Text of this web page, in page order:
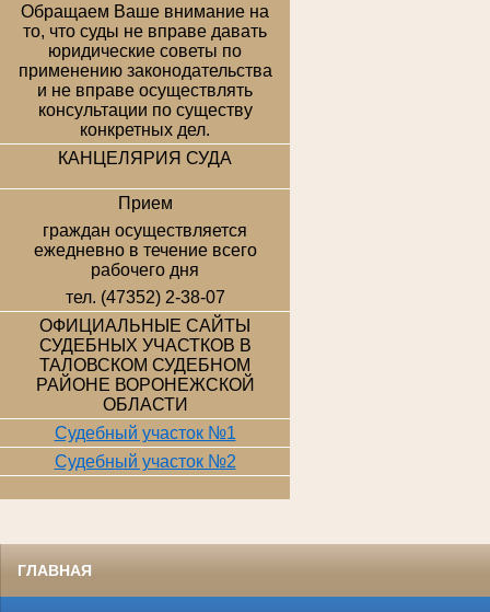
Обращаем Ваше внимание на
то, что суды не вправе давать
юридические советы по
применению законодательства
и не вправе осуществлять
консультации по существу
конкретных дел.
КАНЦЕЛЯРИЯ СУДА
Прием
граждан осуществляется
ежедневно в течение всего
рабочего дня
тел. (47352) 2-38-07
ОФИЦИАЛЬНЫЕ САЙТЫ
СУДЕБНЫХ УЧАСТКОВ В
ТАЛОВСКОМ СУДЕБНОМ
РАЙОНЕ ВОРОНЕЖСКОЙ
ОБЛАСТИ
Судебный участок №1
Судебный участок №2
ГЛАВНАЯ